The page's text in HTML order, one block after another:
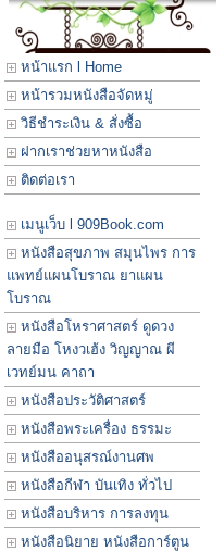
หน้าแรก l Home
หน้ารวมหนังสือจัดหมู่
วิธีชำระเงิน & สั่งซื้อ
ฝากเราช่วยหาหนังสือ
ติดต่อเรา
เมนูเว็บ l 909Book.com
หนังสือสุขภาพ สมุนไพร การ
แพทย์แผนโบราณ ยาแผน
โบราณ
หนังสือโหราศาสตร์ ดูดวง
ลายมือ โหงวเฮ้ง วิญญาณ ผี
เวทย์มน คาถา
หนังสือประวัติศาสตร์
หนังสือพระเครื่อง ธรรมะ
หนังสืออนุสรณ์งานศพ
หนังสือกีฬา บันเทิง ทั่วไป
หนังสือบริหาร การลงทุน
หนังสือนิยาย หนังสือการ์ตูน